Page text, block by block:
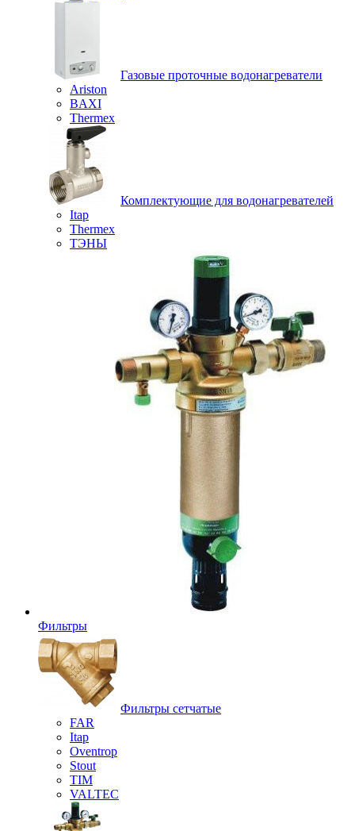
Газовые проточные водонагреватели
Ariston
BAXI
Thermex
Комплектующие для водонагревателей
Itap
Thermex
ТЭНЫ
Фильтры
Фильтры сетчатые
FAR
Itap
Oventrop
Stout
TIM
VALTEC